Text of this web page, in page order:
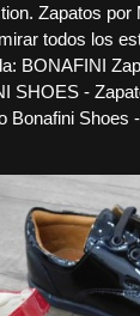
Zapatos por
todos los
BONAFINI
SHOES -
Bonafini Shoes